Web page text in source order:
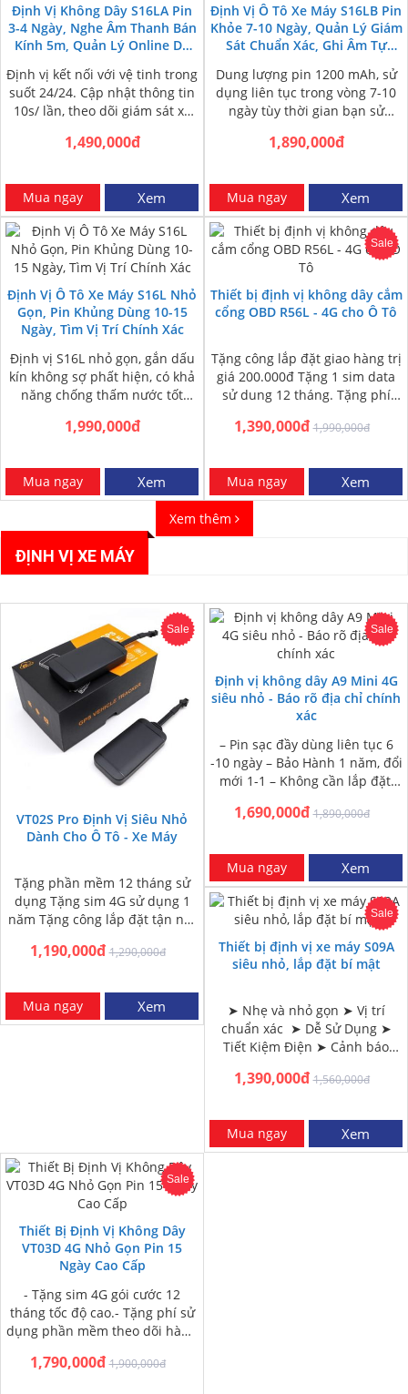
Định Vị Không Dây S16LA Pin
3-4 Ngày, Nghe Âm Thanh Bán
Kính 5m, Quản Lý Online Dễ
Định vị kết nối với vệ tinh trong
suốt 24/24. Cập nhật thông tin
10s/ lần, theo dõi giám sát xe
1,490,000đ
Mua ngay Xem
Định Vị Ô Tô Xe Máy S16LB Pin
Khỏe 7-10 Ngày, Quản Lý Giám
Sát Chuẩn Xác, Ghi Âm Tự
Dung lượng pin 1200 mAh, sử
dụng liên tục trong vòng 7-10
ngày tùy thời gian bạn sử
1,890,000đ
Mua ngay Xem
Định Vị Ô Tô Xe Máy S16L Nhỏ
Gọn, Pin Khủng Dùng 10-15
Ngày, Tìm Vị Trí Chính Xác
Định vị S16L nhỏ gọn, gắn dấu
kín không sợ phất hiện, có khả
năng chống thấm nước tốt
1,990,000đ
Mua ngay Xem
Sale
Thiết bị định vị không dây cắm
cổng OBD R56L - 4G cho Ô Tô
Tặng công lắp đặt giao hàng trị
giá 200.000đ Tặng 1 sim data
sử dung 12 tháng. Tặng phí
1,390,000đ 1,990,000đ
Mua ngay Xem
Xem thêm
ĐỊNH VỊ XE MÁY
Sale
VT02S Pro Định Vị Siêu Nhỏ
Dành Cho Ô Tô - Xe Máy
Tặng phần mềm 12 tháng sử
dụng Tặng sim 4G sử dụng 1
năm Tặng công lắp đặt tận nơi
1,190,000đ 1,290,000đ
Mua ngay Xem
Sale
Định vị không dây A9 Mini 4G
siêu nhỏ - Báo rõ địa chỉ chính
xác
– Pin sạc đầy dùng liên tục 6
-10 ngày – Bảo Hành 1 năm, đổi
mới 1-1 – Không cần lắp đặt,
1,690,000đ 1,890,000đ
Mua ngay Xem
Sale
Thiết bị định vị xe máy S09A
siêu nhỏ, lắp đặt bí mật
➤ Nhẹ và nhỏ gọn ➤ Vị trí
chuẩn xác ➤ Dễ Sử Dụng ➤
Tiết Kiệm Điện ➤ Cảnh báo
1,390,000đ 1,560,000đ
Mua ngay Xem
Sale
Thiết Bị Định Vị Không Dây
VT03D 4G Nhỏ Gọn Pin 15
Ngày Cao Cấp
- Tặng sim 4G gói cước 12
tháng tốc độ cao.- Tặng phí sử
dụng phần mềm theo dõi hành
1,790,000đ 1,900,000đ